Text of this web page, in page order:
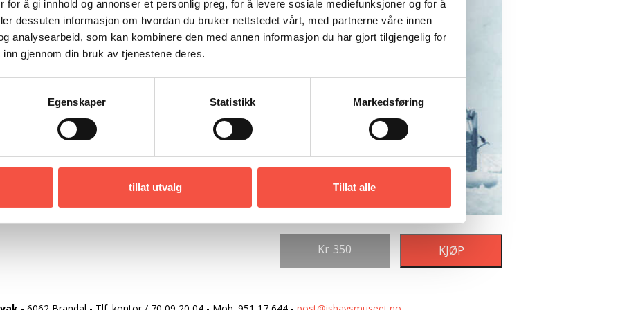
for å gi innhold og annonser et personlig preg, for å levere sosiale mediefunksjoner og for å
dessuten informasjon om hvordan du bruker nettstedet vårt, med partnerne våre innen
analysearbeid, som kan kombinere den med annen informasjon du har gjort tilgjengelig for
gjennom din bruk av tjenestene deres.
Egenskaper Statistikk Markedsføring
tillat utvalg Tillat alle
desse bygdene før 1920. Første tida var
Seinare fekk ein spesialbygde farty
og som tolte betre dei vanskelege
under.Denne boka omtalar historia til
Ho gir dermed innblikk i endringane som
frå den første pionertida og fram til
fangstflote.Boka er på 141 sider og har
Kr 350 KJØP